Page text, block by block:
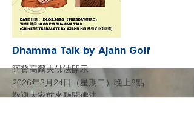
More
Dhamma Talk by Ajahn Golf
阿贊高爾夫佛法開示
2026年3月24日（星期二）晚上8點
歡迎大家前來聽聞佛法。